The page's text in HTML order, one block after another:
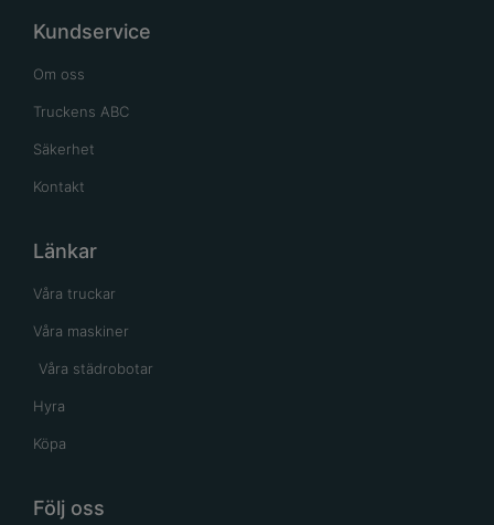
Kundservice
Om oss
Truckens ABC
Säkerhet
Kontakt
Länkar
Våra truckar
Våra maskiner
Våra städrobotar
Hyra
Köpa
Följ oss